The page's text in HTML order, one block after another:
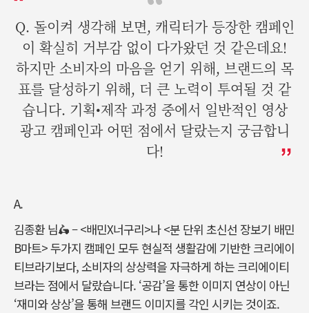
Q. 돌이켜 생각해 보면, 캐릭터가 등장한 캠페인
이 확실히 거부감 없이 다가왔던 것 같은데요!
하지만 소비자의 마음을 얻기 위해, 브랜드의 목
표를 달성하기 위해, 더 큰 노력이 투여될 것 같
습니다. 기획•제작 과정 중에서 일반적인 영상
광고 캠페인과 어떤 점에서 달랐는지 궁금합니
다!
A.
김종환 님🛵 – <배민X너구리>나 <분 단위 초신선 장보기 배민
B마트> 두가지 캠페인 모두 현실적 생활감에 기반한 크리에이
티브라기보다, 소비자의 상상력을 자극하게 하는 크리에이티
브라는 점에서 달랐습니다. ‘공감’을 통한 이미지 연상이 아닌
‘재미와 상상’을 통해 브랜드 이미지를 각인 시키는 것이죠.